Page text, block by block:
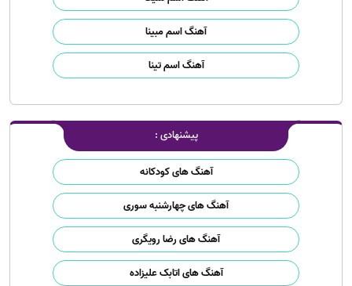
آهنگ اسم مبینا
آهنگ اسم تینا
پیشنهادی :
آهنگ های کودکانه
آهنگ های چهارشنبه سوری
آهنگ های رضا رویگری
آهنگ های اتابک علیزاده